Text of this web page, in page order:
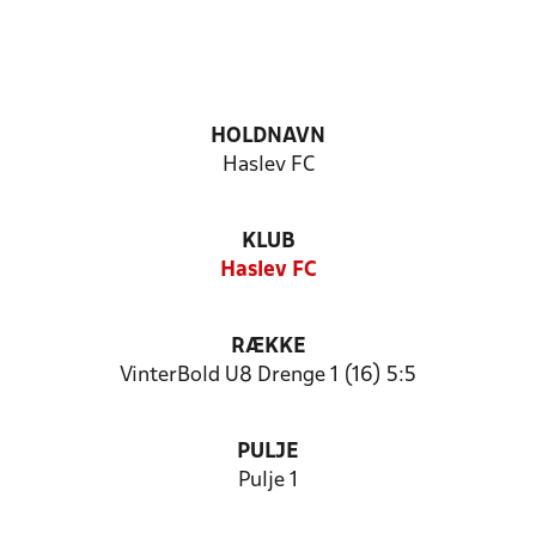
HOLDNAVN
Haslev FC
KLUB
Haslev FC
RÆKKE
VinterBold U8 Drenge 1 (16) 5:5
PULJE
Pulje 1